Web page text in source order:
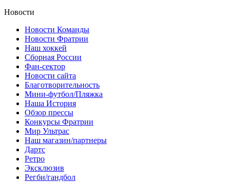
Новости
Новости Команды
Новости Фратрии
Наш хоккей
Сборная России
Фан-cектор
Новости сайта
Благотворительность
Мини-футбол/Пляжка
Наша История
Обзор прессы
Конкурсы Фратрии
Мир Ультрас
Наш магазин/партнеры
Дартс
Ретро
Эксклюзив
Регби/гандбол